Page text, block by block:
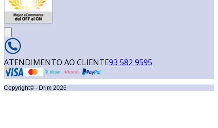
ATENDIMENTO AO CLIENTE93 582 9595
Copyright© - Drim 2026